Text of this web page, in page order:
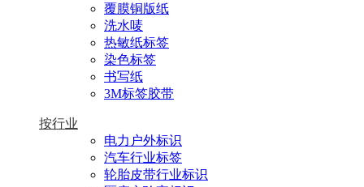
覆膜铜版纸
洗水唛
热敏纸标签
染色标签
书写纸
3M标签胶带
按行业
电力户外标识
汽车行业标签
轮胎皮带行业标识